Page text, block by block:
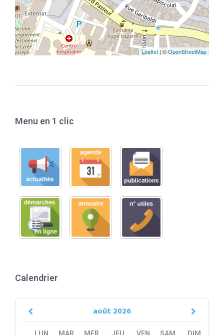
Leaflet| ©OpenStreetMap
Menu en 1 clic
Calendrier
août 2026
Previous
LUN MAR MER JEU VEN SAM DIM